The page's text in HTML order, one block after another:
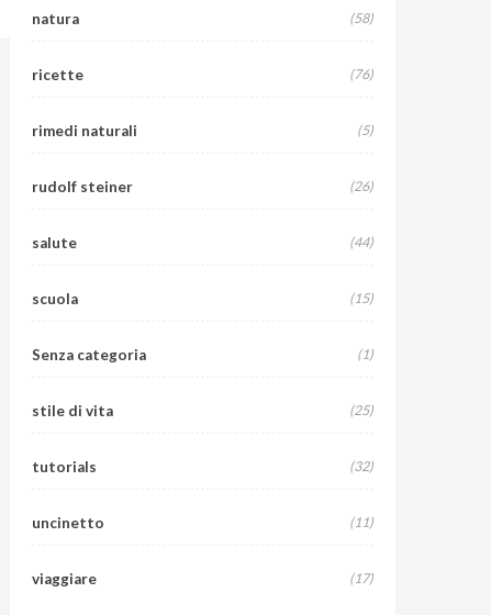
natura (58)
ricette (76)
rimedi naturali (5)
rudolf steiner (26)
salute (44)
scuola (15)
Senza categoria (1)
stile di vita (25)
tutorials (32)
uncinetto (11)
viaggiare (17)